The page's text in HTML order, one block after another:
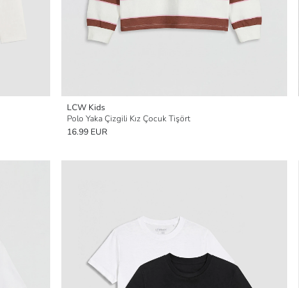
LCW Kids
Polo Yaka Çizgili Kız Çocuk Tişört
16.99 EUR